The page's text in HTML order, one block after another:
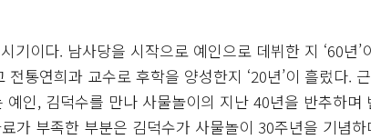
기이다. 남사당을 시작으로 예인으로 데뷔한 지 ‘60년’
통연희과 교수로 후학을 양성한지 ‘20년’이 흘렀다.
인, 김덕수를 만나 사물놀이의 지난 40년을 반추하며
가 부족한 부분은 김덕수가 사물놀이 30주년을 기념